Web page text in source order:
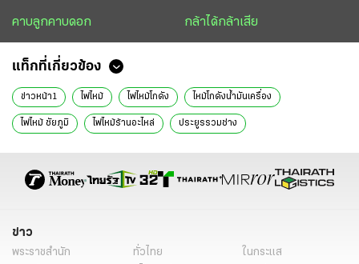
คาบลูกคาบดอก กล้าได้กล้าเสีย
แท็กที่เกี่ยวข้อง
ข่าวหน้า1 ไฟไหม้ ไฟไหม้โกดัง ไหม้โกดังน้ำมันเครื่อง
ไฟไหม้ ชัยภูมิ ไฟไหม้ร้านอะไหล่ ประยูรรวมช่าง
ข่าว
พระราชสำนัก ทั่วไทย
ในกระแส